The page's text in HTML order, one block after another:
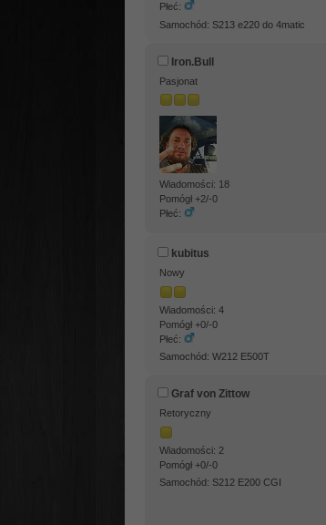
Płeć:
Samochód: S213 e220 do 4matic
Iron.Bull
Pasjonat
Wiadomości: 18
Pomógł +2/-0
Płeć:
kubitus
Nowy
Wiadomości: 4
Pomógł +0/-0
Płeć:
Samochód: W212 E500T
Graf von Zittow
Retoryczny
Wiadomości: 2
Pomógł +0/-0
Samochód: S212 E200 CGI